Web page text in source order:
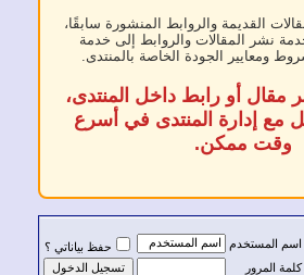
والروابط المنشورة سابقًا،
والروابط إلى خدمة
الجودة الخاصة بالمنتدى.
رابط داخل المنتدى،
المنتدى في أسرع
حفظ بياناتي ؟